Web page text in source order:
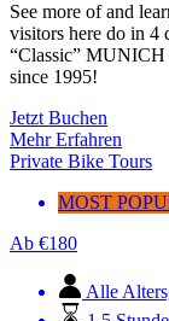
See more of and
visitors here do in 4
“Classic” MUNICH
since 1995!
Jetzt Buchen
Mehr Erfahren
Private Bike Tours
MOST
Ab €180
Alle